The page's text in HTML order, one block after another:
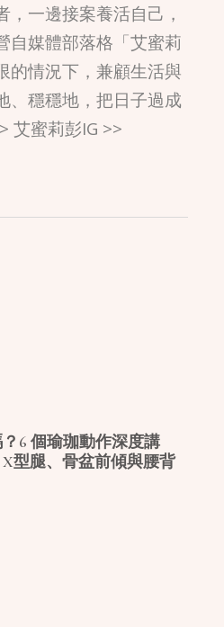
一邊接案養活自己，
自媒體部落格「艾蜜莉
的情況下，兼顧生活與
、穩穩地，把日子過成
艾蜜莉彭IG >>
6 個瑜珈動作深度講
型腿、骨盆前傾與腰背